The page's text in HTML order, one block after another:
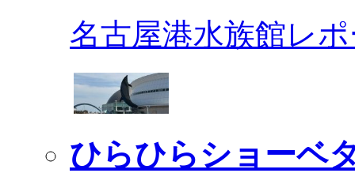
名古屋港水族館レ
ひらひらショーベ